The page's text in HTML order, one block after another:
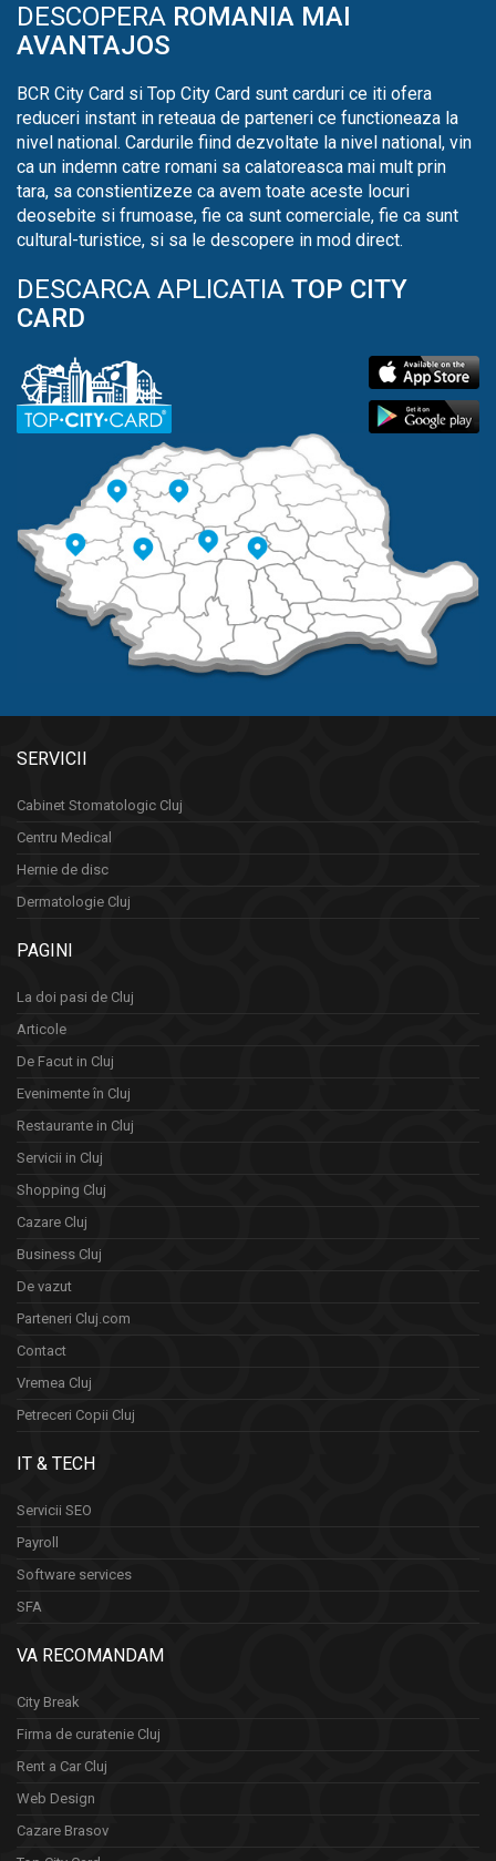
DESCOPERA ROMANIA MAI
AVANTAJOS
BCR City Card si Top City Card sunt carduri ce iti ofera
reduceri instant in reteaua de parteneri ce functioneaza la
nivel national. Cardurile fiind dezvoltate la nivel national, vin
ca un indemn catre romani sa calatoreasca mai mult prin
tara, sa constientizeze ca avem toate aceste locuri
deosebite si frumoase, fie ca sunt comerciale, fie ca sunt
cultural-turistice, si sa le descopere in mod direct.
DESCARCA APLICATIA TOP CITY
CARD
SERVICII
Cabinet Stomatologic Cluj
Centru Medical
Hernie de disc
Dermatologie Cluj
PAGINI
La doi pasi de Cluj
Articole
De Facut in Cluj
Evenimente în Cluj
Restaurante in Cluj
Servicii in Cluj
Shopping Cluj
Cazare Cluj
Business Cluj
De vazut
Parteneri Cluj.com
Contact
Vremea Cluj
Petreceri Copii Cluj
IT & TECH
Servicii SEO
Payroll
Software services
SFA
VA RECOMANDAM
City Break
Firma de curatenie Cluj
Rent a Car Cluj
Web Design
Cazare Brasov